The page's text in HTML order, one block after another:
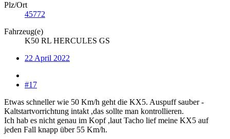
Plz/Ort
45772
Fahrzeug(e)
K50 RL HERCULES GS
22 April 2022
#17
Etwas schneller wie 50 Km/h geht die KX5. Auspuff sauber -
Kaltstartvorrichtung intakt ,das sollte man kontrollieren.
Ich hab es nicht genau im Kopf ,laut Tacho lief meine KX5 auf
jeden Fall knapp über 55 Km/h.